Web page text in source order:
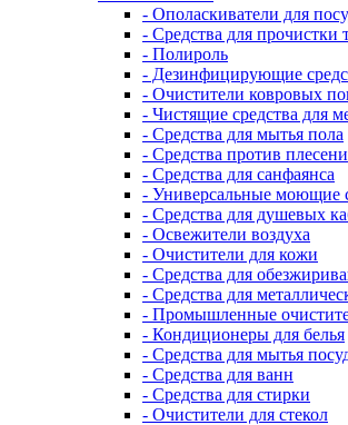
- Ополаскиватели для
- Средства для прочистки
- Полироль
- Дезинфицирующие
- Очистители ковровых
- Чистящие средства для
- Средства для мытья пола
- Средства против плесени
- Средства для санфаянса
- Универсальные моющие
- Средства для душевых
- Освежители воздуха
- Очистители для кожи
- Средства для
- Средства для
- Промышленные
- Кондиционеры для белья
- Средства для мытья
- Средства для ванн
- Средства для стирки
- Очистители для стекол